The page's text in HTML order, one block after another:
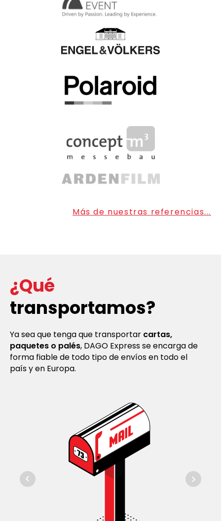
Más de nuestras referencias...
¿Qué
transportamos?
Ya sea que tenga que transportar cartas,
paquetes o palés, DAGO Express se encarga de
forma fiable de todo tipo de envíos en todo el
país y en Europa.